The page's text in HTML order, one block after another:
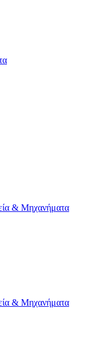
& Μηχανήματα
& Μηχανήματα